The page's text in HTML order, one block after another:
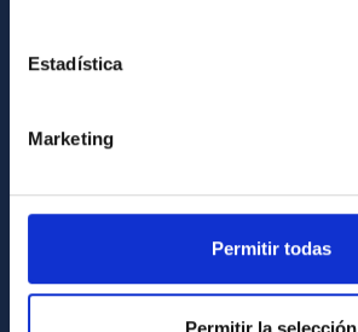
Estadística
Marketing
Permitir todas
Permitir la selección
Library
Legislation
Code of ethics and anti-fraud policy